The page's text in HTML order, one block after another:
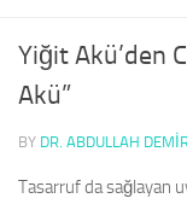
Yiğit Akü’den
Akü”
BY DR. ABDULLAH
Tasarruf da sağlayan